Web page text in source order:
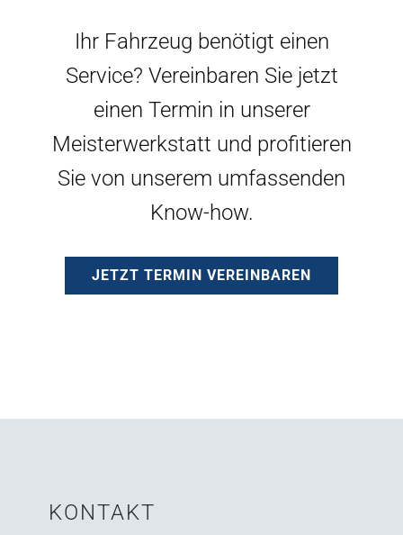
Ihr Fahrzeug benötigt einen
Service? Vereinbaren Sie jetzt
einen Termin in unserer
Meisterwerkstatt und profitieren
Sie von unserem umfassenden
Know-how.
JETZT TERMIN VEREINBAREN
KONTAKT